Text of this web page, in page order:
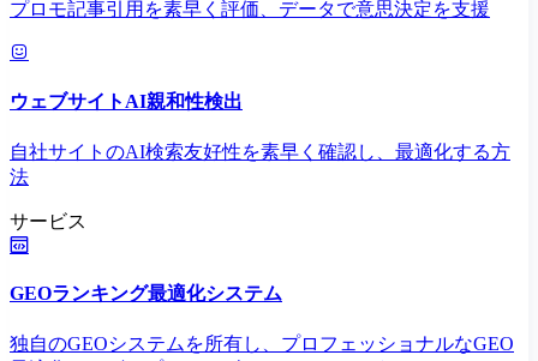
プロモ記事引用を素早く評価、データで意思決定を支援
ウェブサイトAI親和性検出
自社サイトのAI検索友好性を素早く確認し、最適化する方
法
サービス
GEOランキング最適化システム
独自のGEOシステムを所有し、プロフェッショナルなGEO